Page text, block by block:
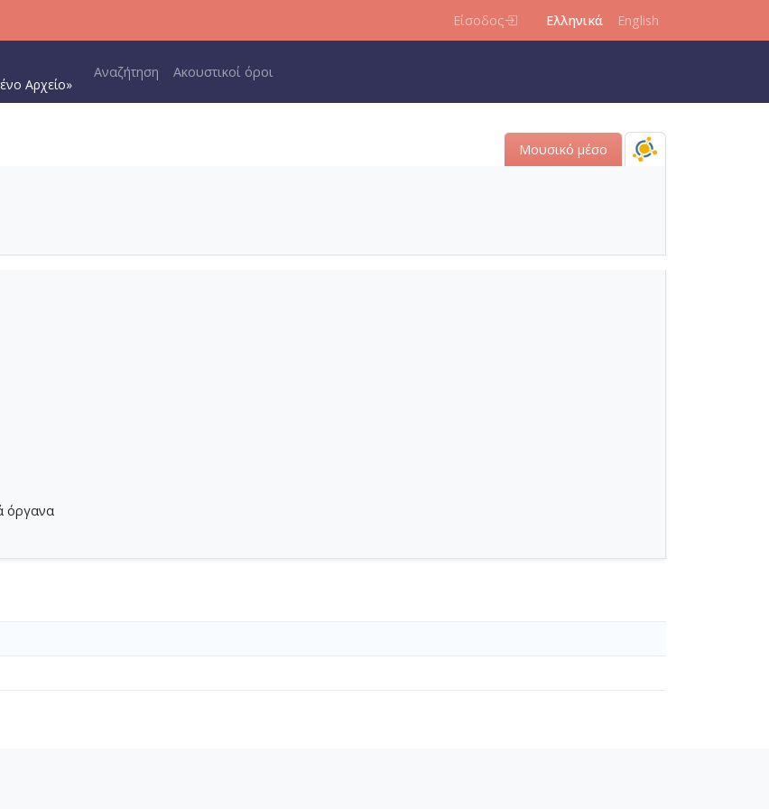
Είσοδος Ελληνικά English
Αρχείο»
Main navigation
Αναζήτηση Ακουστικοί όροι
Μουσικό μέσο
όργανα